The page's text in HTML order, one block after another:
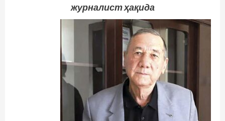
журналист ҳақида